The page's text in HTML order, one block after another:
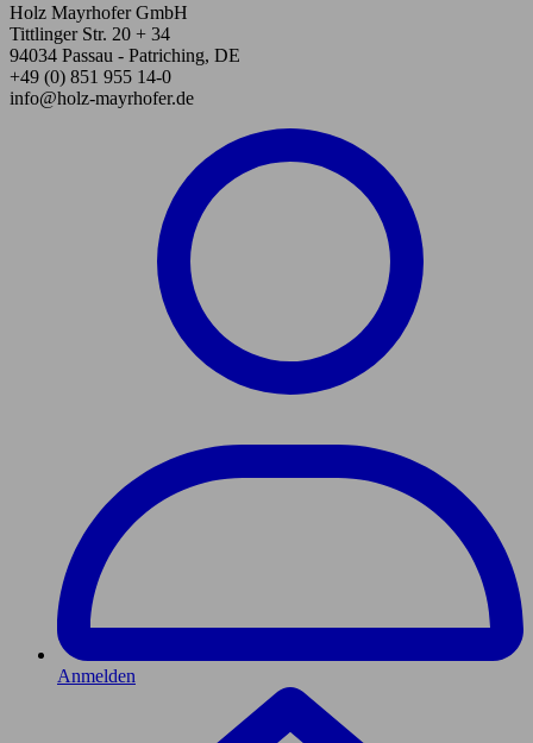
Holz Mayrhofer GmbH
Tittlinger Str. 20 + 34
94034 Passau - Patriching, DE
+49 (0) 851 955 14-0
info@holz-mayrhofer.de
Anmelden